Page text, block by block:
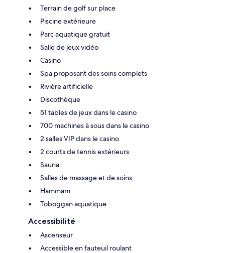
Terrain de golf sur place
Piscine extérieure
Parc aquatique gratuit
Salle de jeux vidéo
Casino
Spa proposant des soins complets
Rivière artificielle
Discothèque
51 tables de jeux dans le casino
700 machines à sous dans le casino
2 salles VIP dans le casino
2 courts de tennis extérieurs
Sauna
Salles de massage et de soins
Hammam
Toboggan aquatique
Accessibilité
Ascenseur
Accessible en fauteuil roulant